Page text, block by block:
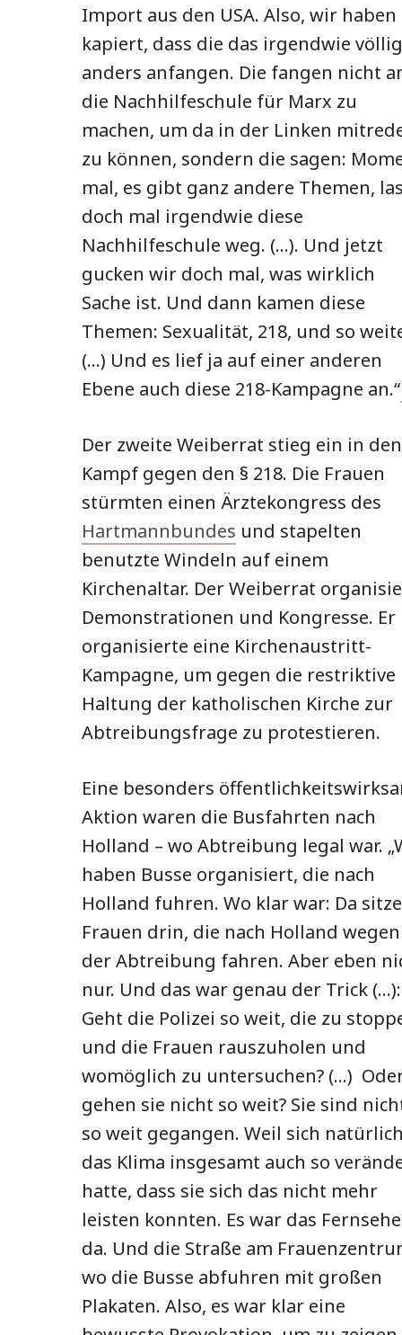
Import aus den USA. Also, wir haben
kapiert, dass die das irgendwie völlig
anders anfangen. Die fangen nicht
die Nachhilfeschule für Marx zu
machen, um da in der Linken
zu können, sondern die sagen:
mal, es gibt ganz andere Themen,
doch mal irgendwie diese
Nachhilfeschule weg. (…). Und jetzt
gucken wir doch mal, was wirklich
Sache ist. Und dann kamen diese
Themen: Sexualität, 218, und so
(…) Und es lief ja auf einer anderen
Ebene auch diese 218-Kampagne an.“
Der zweite Weiberrat stieg ein in den
Kampf gegen den § 218. Die Frauen
stürmten einen Ärztekongress des
Hartmannbundes und stapelten
benutzte Windeln auf einem
Kirchenaltar. Der Weiberrat
Demonstrationen und Kongresse. Er
organisierte eine Kirchenaustritt-
Kampagne, um gegen die restriktive
Haltung der katholischen Kirche zur
Abtreibungsfrage zu protestieren.
Eine besonders
Aktion waren die Busfahrten nach
Holland – wo Abtreibung legal war.
haben Busse organisiert, die nach
Holland fuhren. Wo klar war: Da
Frauen drin, die nach Holland wegen
der Abtreibung fahren. Aber eben
nur. Und das war genau der Trick (…):
Geht die Polizei so weit, die zu
und die Frauen rauszuholen und
womöglich zu untersuchen? (…)
gehen sie nicht so weit? Sie sind
so weit gegangen. Weil sich
das Klima insgesamt auch so
hatte, dass sie sich das nicht mehr
leisten konnten. Es war das
da. Und die Straße am
wo die Busse abfuhren mit großen
Plakaten. Also, es war klar eine